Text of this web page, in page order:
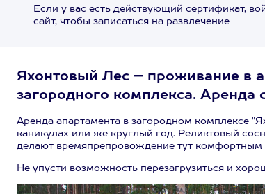
Если у вас есть действующий сертификат,
сайт, чтобы записаться на развлечение
Яхонтовый Лес – проживание в
загородного комплекса. Аренда
Аренда апартамента в загородном комплексе
каникулах или же круглый год. Реликтовый
делают времяпрепровождение тут
Не упусти возможность перезагрузиться и